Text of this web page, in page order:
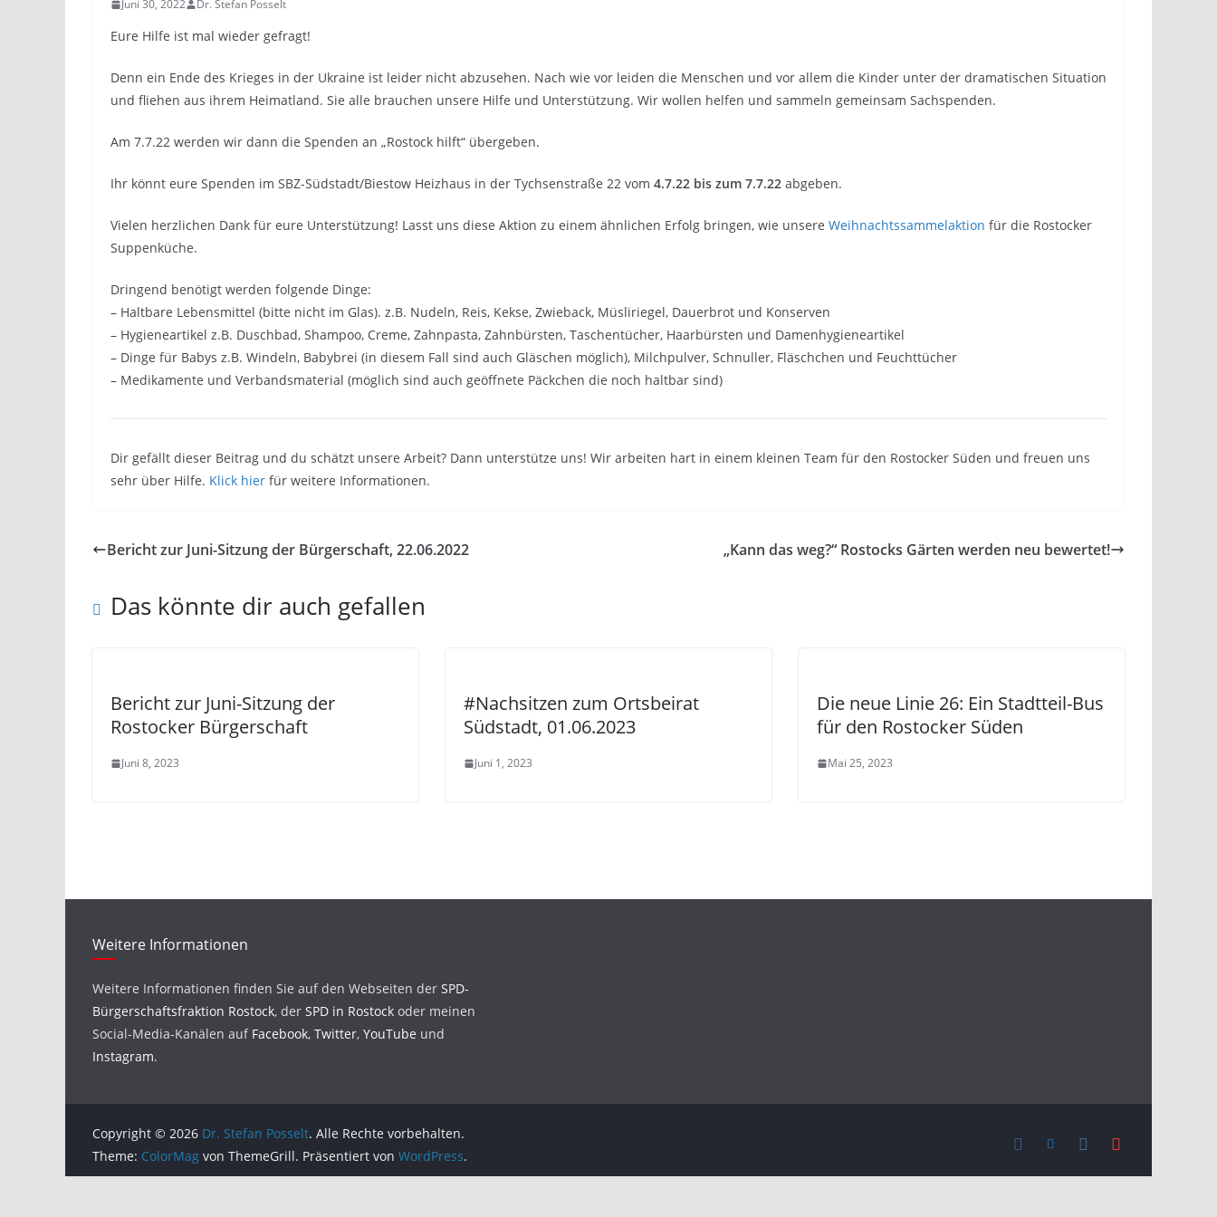
Juni 30, 2022 Dr. Stefan Posselt
Eure Hilfe ist mal wieder gefragt!
Denn ein Ende des Krieges in der Ukraine ist leider nicht abzusehen. Nach wie vor leiden die Menschen und vor allem die Kinder unter der dramatischen Situation
und fliehen aus ihrem Heimatland. Sie alle brauchen unsere Hilfe und Unterstützung. Wir wollen helfen und sammeln gemeinsam Sachspenden.
Am 7.7.22 werden wir dann die Spenden an „Rostock hilft“ übergeben.
Ihr könnt eure Spenden im SBZ-Südstadt/Biestow Heizhaus in der Tychsenstraße 22 vom 4.7.22 bis zum 7.7.22 abgeben.
Vielen herzlichen Dank für eure Unterstützung! Lasst uns diese Aktion zu einem ähnlichen Erfolg bringen, wie unsere Weihnachtssammelaktion für die Rostocker
Suppenküche.
Dringend benötigt werden folgende Dinge:
– Haltbare Lebensmittel (bitte nicht im Glas). z.B. Nudeln, Reis, Kekse, Zwieback, Müsliriegel, Dauerbrot und Konserven
– Hygieneartikel z.B. Duschbad, Shampoo, Creme, Zahnpasta, Zahnbürsten, Taschentücher, Haarbürsten und Damenhygieneartikel
– Dinge für Babys z.B. Windeln, Babybrei (in diesem Fall sind auch Gläschen möglich), Milchpulver, Schnuller, Fläschchen und Feuchttücher
– Medikamente und Verbandsmaterial (möglich sind auch geöffnete Päckchen die noch haltbar sind)
Dir gefällt dieser Beitrag und du schätzt unsere Arbeit? Dann unterstütze uns! Wir arbeiten hart in einem kleinen Team für den Rostocker Süden und freuen uns
sehr über Hilfe. Klick hier für weitere Informationen.
Bericht zur Juni-Sitzung der Bürgerschaft, 22.06.2022 „Kann das weg?“ Rostocks Gärten werden neu bewertet!
Das könnte dir auch gefallen
Bericht zur Juni-Sitzung der
Rostocker Bürgerschaft
Juni 8, 2023
#Nachsitzen zum Ortsbeirat
Südstadt, 01.06.2023
Juni 1, 2023
Die neue Linie 26: Ein Stadtteil-Bus
für den Rostocker Süden
Mai 25, 2023
Weitere Informationen
Weitere Informationen finden Sie auf den Webseiten der SPD-
Bürgerschaftsfraktion Rostock, der SPD in Rostock oder meinen
Social-Media-Kanälen auf Facebook, Twitter, YouTube und
Instagram.
Copyright © 2026 Dr. Stefan Posselt. Alle Rechte vorbehalten.
Theme: ColorMag von ThemeGrill. Präsentiert von WordPress.